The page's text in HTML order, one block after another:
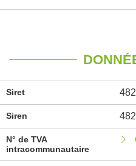
Siret
Siren
N° de TVA
intracommunautaire